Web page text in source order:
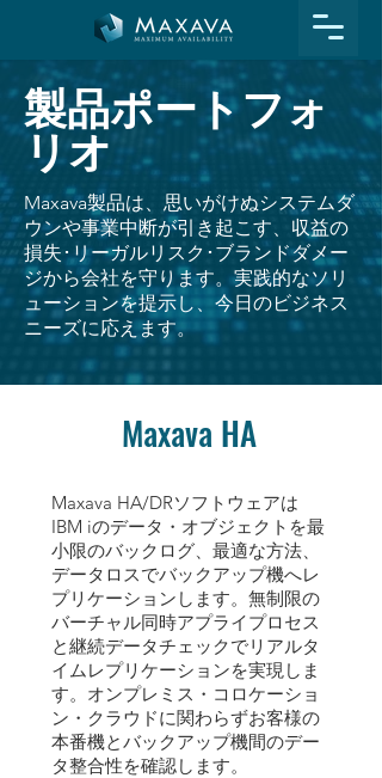
製品ポートフォ
リオ
Maxava製品は、思いがけぬシステムダ
ウンや事業中断が引き起こす、収益の
損失･リーガルリスク･ブランドダメー
ジから会社を守 ります。実践的なソリ
ューションを提示し、今日のビジネス
ニーズに応えます。
Maxava HA
Maxava HA/DRソフトウェアは
IBM iのデータ・オブジェクトを最
小限のバックログ、最適な方法、
データロスでバックアップ機へレ
プリケーションします。無制限の
バーチャル同時アプライプロセス
と継続データチェックでリアルタ
イムレプリケーションを実現しま
す。オンプレミス・コロケーショ
ン・クラウドに関わらずお客様の
本番機とバックアップ機間のデー
タ整合性を確認します。